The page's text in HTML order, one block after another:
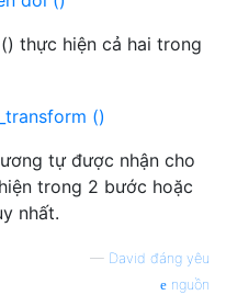
thực hiện cả hai trong
tự được nhận cho
trong 2 bước hoặc
nhất.
— David đáng yêu
nguồn